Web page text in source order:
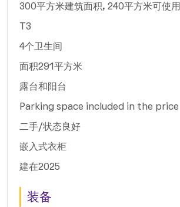
300平方米建筑面积, 240平方米可使用
T3
4个卫生间
面积291平方米
露台和阳台
Parking space included in the price
二手/状态良好
嵌入式衣柜
建在2025
装备